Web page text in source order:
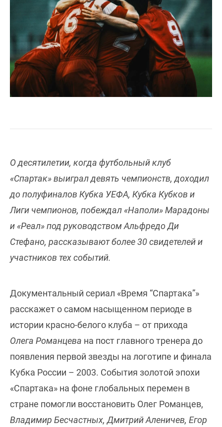
О десятилетии, когда футбольный клуб
«Спартак» выиграл девять чемпионств, доходил
до полуфиналов Кубка УЕФА, Кубка Кубков и
Лиги чемпионов, побеждал «Наполи» Марадоны
и «Реал» под руководством Альфредо Ди
Стефано, рассказывают более 30 свидетелей и
участников тех событий.
Документальный сериал «Время “Спартака”»
расскажет о самом насыщенном периоде в
истории красно-белого клуба – от прихода
Олега Романцева на пост главного тренера до
появления первой звезды на логотипе и финала
Кубка России – 2003. События золотой эпохи
«Спартака» на фоне глобальных перемен в
стране помогли восстановить Олег Романцев,
Владимир Бесчастных, Дмитрий Аленичев, Егор